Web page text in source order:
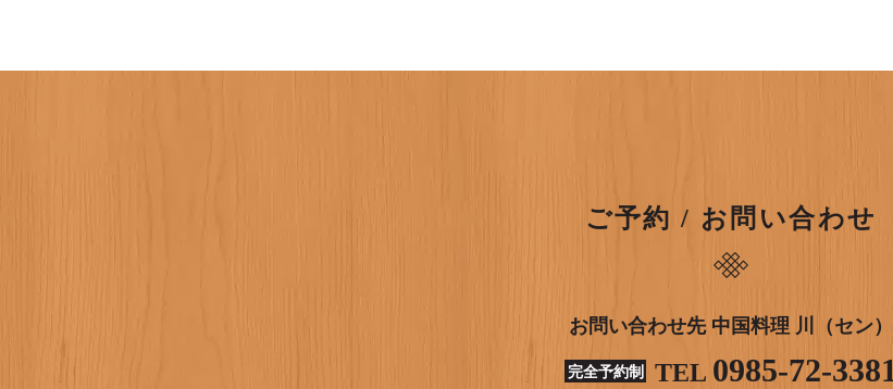
ご予約 / お問い合わせ
お問い合わせ先 中国料理 川（セン）
完全予約制 TEL 0985-72-3381